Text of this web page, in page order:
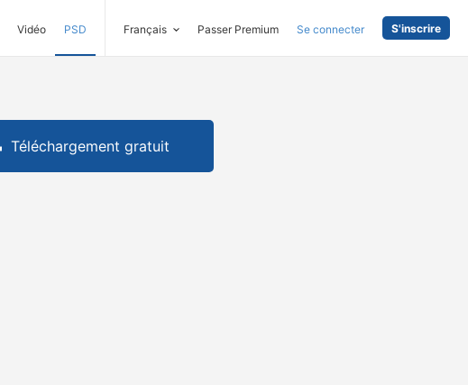
Vidéo PSD Français Passer Premium Se connecter S'inscrire
Téléchargement gratuit